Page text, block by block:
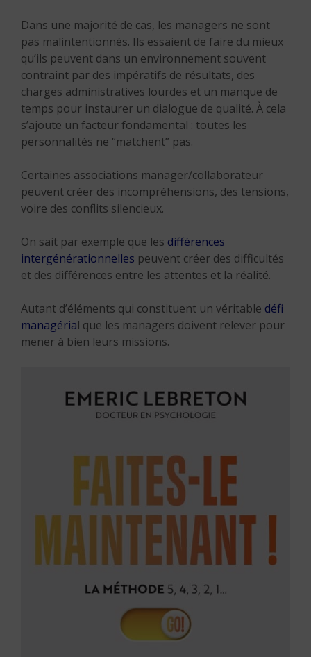
Dans une majorité de cas, les managers ne sont
pas malintentionnés. Ils essaient de faire du mieux
qu’ils peuvent dans un environnement souvent
contraint par des impératifs de résultats, des
charges administratives lourdes et un manque de
temps pour instaurer un dialogue de qualité. À cela
s’ajoute un facteur fondamental : toutes les
personnalités ne “matchent” pas.
Certaines associations manager/collaborateur
peuvent créer des incompréhensions, des tensions,
voire des conflits silencieux.
On sait par exemple que les différences
intergénérationnelles peuvent créer des difficultés
et des différences entre les attentes et la réalité.
Autant d’éléments qui constituent un véritable défi
managérial que les managers doivent relever pour
mener à bien leurs missions.